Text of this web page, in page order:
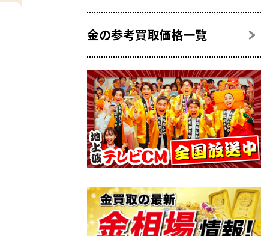
金の参考買取価格一覧